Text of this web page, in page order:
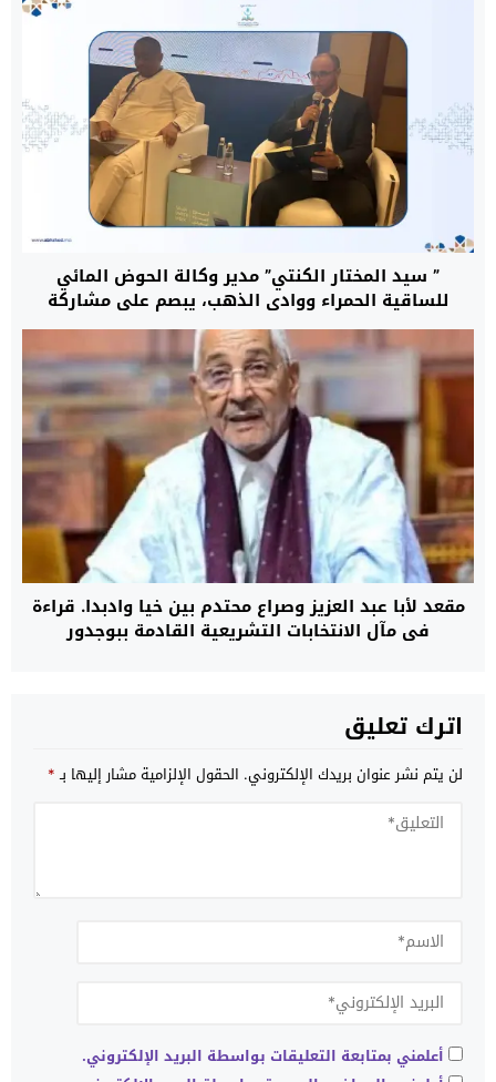
” سيد المختار الكنتي” مدير وكالة الحوض المائي
للساقية الحمراء ووادي الذهب، يبصم على مشاركة
متميزة بالمملكة العربية السعودية
مقعد لأبا عبد العزيز وصراع محتدم بين خيا وادبدا. قراءة
في مآل الانتخابات التشريعية القادمة ببوجدور
اترك تعليق
لن يتم نشر عنوان بريدك الإلكتروني. الحقول الإلزامية مشار إليها بـ*
أعلمني بمتابعة التعليقات بواسطة البريد الإلكتروني.